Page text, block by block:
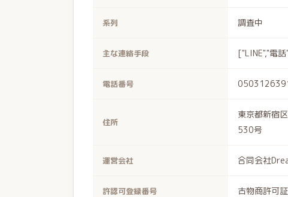
系列 調査中
主な連絡手段 ["LINE","電
電話番号
住所
東京都新宿
530号
運営会社 合同会社
許認可登録番号 古物商許可